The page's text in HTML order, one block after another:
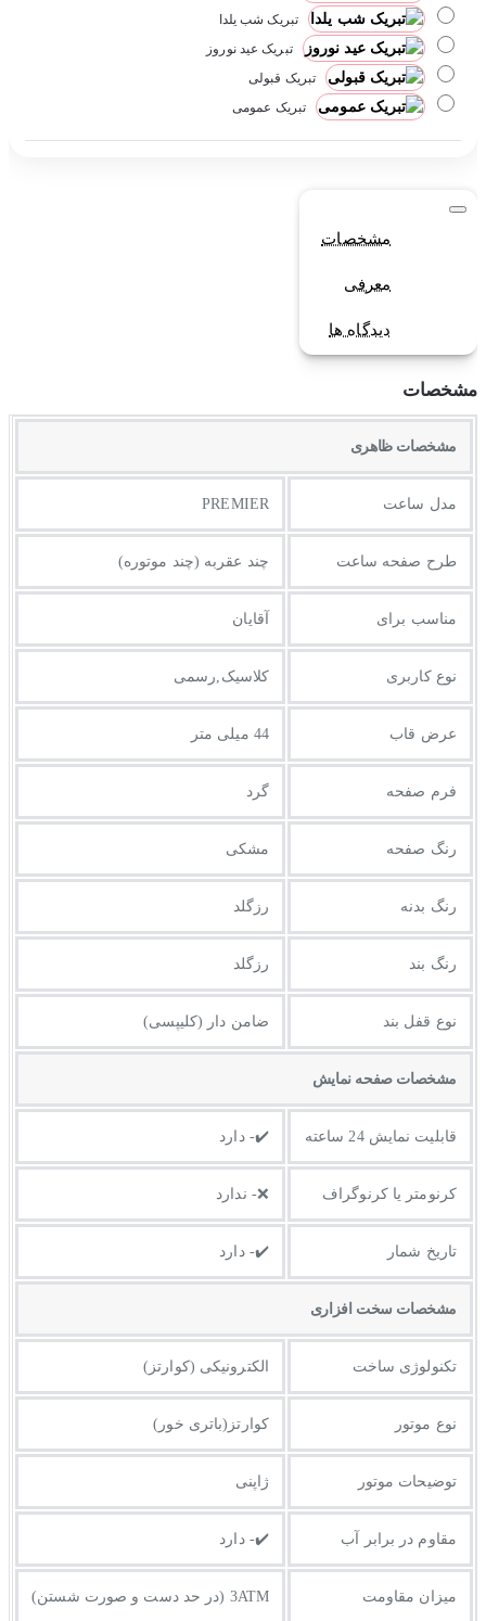
تبریک شب یلدا
تبریک عید نوروز
تبریک قبولی
تبریک عمومی
مشخصات
معرفی
دیدگاه ها
مشخصات
مشخصات ظاهری
مدل ساعت PREMIER
طرح صفحه ساعت چند عقربه (چند موتوره)
مناسب برای آقایان
نوع کاربری کلاسیک,رسمی
عرض قاب 44 میلی متر
فرم صفحه گرد
رنگ صفحه مشکی
رنگ بدنه رزگلد
رنگ بند رزگلد
نوع قفل بند ضامن دار (کلیپسی)
مشخصات صفحه نمايش
قابلیت نمایش 24 ساعته ✔️- دارد
کرنومتر یا کرنوگراف ❌- ندارد
تاریخ شمار ✔️- دارد
مشخصات سخت افزاری
تکنولوژی ساخت الکترونیکی (کوارتز)
نوع موتور کوارتز(باتری خور)
توضیحات موتور ژاپنی
مقاوم در برابر آب ✔️- دارد
میزان مقاومت 3ATM (در حد دست و صورت شستن)